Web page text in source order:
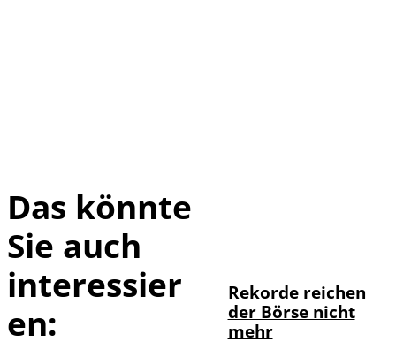
Das könnte
Sie auch
interessier
en:
Rekorde reichen
der Börse nicht
mehr